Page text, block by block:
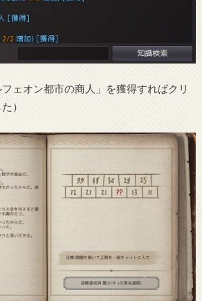
ェオン都市の商人」を獲得すればクリ
）